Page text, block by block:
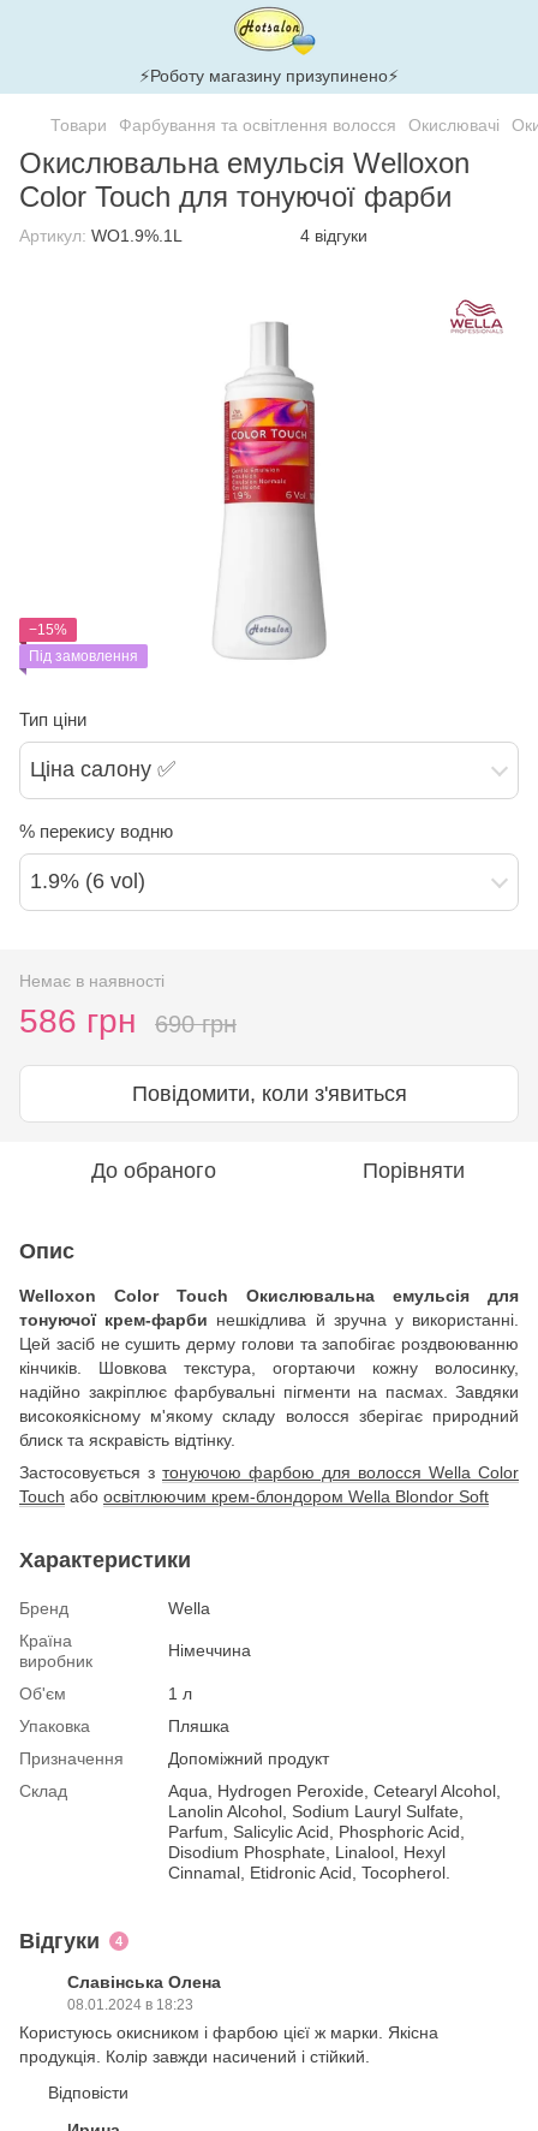
⚡Роботу магазину призупинено⚡
Товари Фарбування та освітлення волосся Окислювачі
Окислювальна емульсія Welloxon
Color Touch для тонуючої фарби
Артикул: WO1.9%.1L 4 відгуки
−15%
Під замовлення
Тип ціни
Ціна салону ✅
% перекису водню
1.9% (6 vol)
Немає в наявності
586 грн 690 грн
Повідомити, коли з'явиться
До обраного Порівняти
Опис
Welloxon Color Touch Окислювальна емульсія для
тонуючої крем-фарби нешкідлива й зручна у використанні.
Цей засіб не сушить дерму голови та запобігає роздвоюванню
кінчиків. Шовкова текстура, огортаючи кожну волосинку,
надійно закріплює фарбувальні пігменти на пасмах. Завдяки
високоякісному м'якому складу волосся зберігає природний
блиск та яскравість відтінку.
Застосовується з тонуючою фарбою для волосся Wella Color
Touch або освітлюючим крем-блондором Wella Blondor Soft
Характеристики
Бренд
Wella
Країна
виробник
Німеччина
Об'єм
1 л
Упаковка
Пляшка
Призначення
Допоміжний продукт
Склад
Aqua, Hydrogen Peroxide, Cetearyl Alcohol,
Lanolin Alcohol, Sodium Lauryl Sulfate,
Parfum, Salicylic Acid, Phosphoric Acid,
Disodium Phosphate, Linalool, Hexyl
Cinnamal, Etidronic Acid, Tocopherol.
Відгуки 4
Славінська Олена
08.01.2024 в 18:23
Користуюсь окисником і фарбою цієї ж марки. Якісна
продукція. Колір завжди насичений і стійкий.
Відповісти